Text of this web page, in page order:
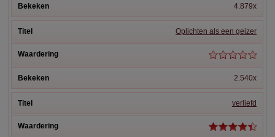
4.879x
Oplichten als een geizer
2.540x
verliefd